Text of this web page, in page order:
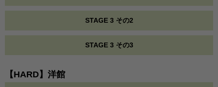
STAGE 3 その2
STAGE 3 その3
【HARD】洋館